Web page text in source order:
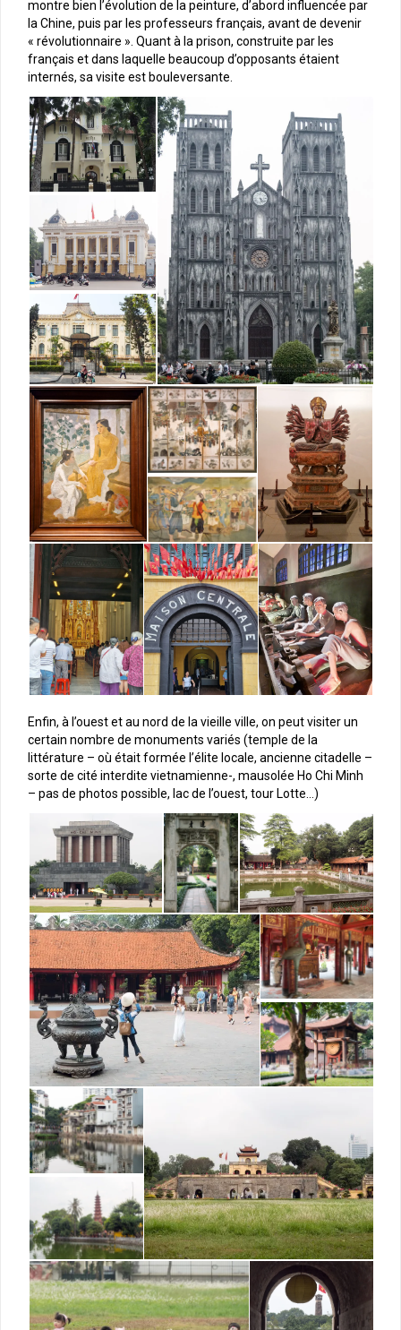
montre bien l’évolution de la peinture, d’abord influencée par
la Chine, puis par les professeurs français, avant de devenir
« révolutionnaire ». Quant à la prison, construite par les
français et dans laquelle beaucoup d’opposants étaient
internés, sa visite est bouleversante.
Enfin, à l’ouest et au nord de la vieille ville, on peut visiter un
certain nombre de monuments variés (temple de la
littérature – où était formée l’élite locale, ancienne citadelle –
sorte de cité interdite vietnamienne-, mausolée Ho Chi Minh
– pas de photos possible, lac de l’ouest, tour Lotte…)